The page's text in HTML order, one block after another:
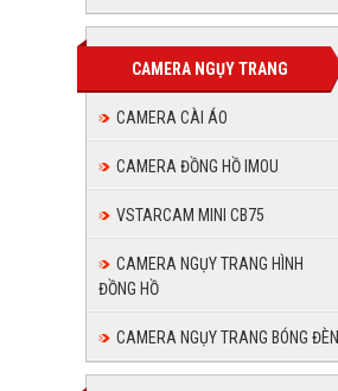
CAMERA NGỤY TRANG
CAMERA CÀI ÁO
CAMERA ĐỒNG HỒ IMOU
VSTARCAM MINI CB75
CAMERA NGỤY TRANG HÌNH
ĐỒNG HỒ
CAMERA NGỤY TRANG BÓNG ĐÈN